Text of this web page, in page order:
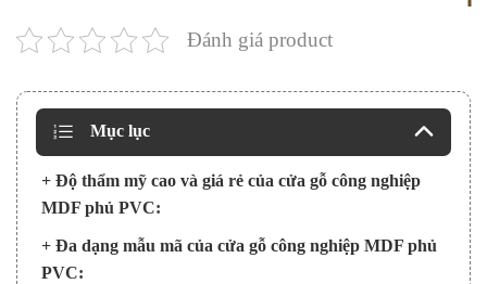
Đánh giá product
Mục lục
+ Độ thẩm mỹ cao và giá rẻ của cửa gỗ công nghiệp
MDF phủ PVC:
+ Đa dạng mẫu mã của cửa gỗ công nghiệp MDF phủ
PVC: